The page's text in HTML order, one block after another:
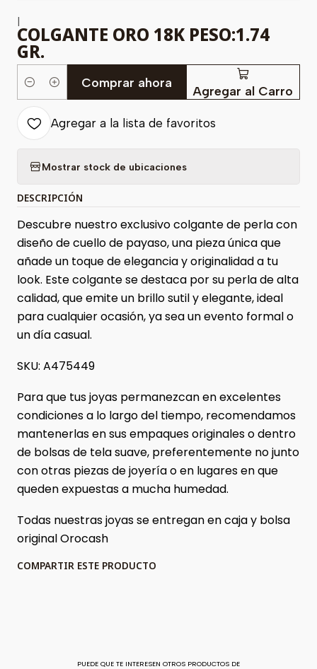
|
COLGANTE ORO 18K PESO:1.74
GR.
Cantidad Agregar al Carro
Comprar ahora
Agregar a la lista de favoritos
Mostrar stock de ubicaciones
DESCRIPCIÓN
Descubre nuestro exclusivo colgante de perla con
diseño de cuello de payaso, una pieza única que
añade un toque de elegancia y originalidad a tu
look. Este colgante se destaca por su perla de alta
calidad, que emite un brillo sutil y elegante, ideal
para cualquier ocasión, ya sea un evento formal o
un día casual.
SKU: A475449
Para que tus joyas permanezcan en excelentes
condiciones a lo largo del tiempo, recomendamos
mantenerlas en sus empaques originales o dentro
de bolsas de tela suave, preferentemente no junto
con otras piezas de joyería o en lugares en que
queden expuestas a mucha humedad.
Todas nuestras joyas se entregan en caja y bolsa
original Orocash
COMPARTIR ESTE PRODUCTO
PUEDE QUE TE INTERESEN OTROS PRODUCTOS DE